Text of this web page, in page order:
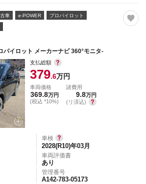
車 e-POWER プロパイロット
パイロット メーカーナビ 360°モニタ-
支払総額
379.6万円
車両価格
369.8万円
(税込 *10%)
諸費用
9.8万円
(リ済込)
車検
2028(R10)年03月
車両評価書
あり
管理番号
A142-783-05173